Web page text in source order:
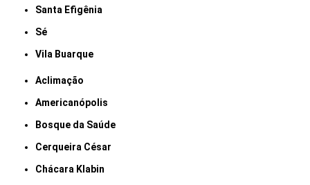
Santa Efigênia
Sé
Vila Buarque
Aclimação
Americanópolis
Bosque da Saúde
Cerqueira César
Chácara Klabin